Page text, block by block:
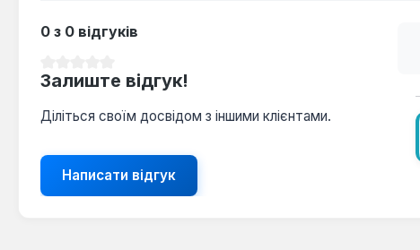
0 з 0 відгуків
Залиште відгук!
Діліться своїм досвідом з іншими клієнтами.
Написати відгук